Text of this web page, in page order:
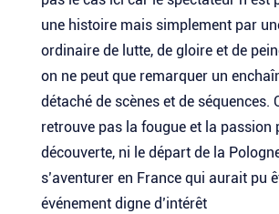
une histoire mais simplement par
ordinaire de lutte, de gloire et de
on ne peut que remarquer un
détaché de scènes et de séquences.
retrouve pas la fougue et la passion
découverte, ni le départ de la
s’aventurer en France qui aurait pu
événement digne d’intérêt